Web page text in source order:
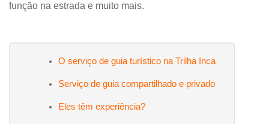
função na estrada e muito mais.
O serviço de guia turístico na Trilha Inca
Serviço de guia compartilhado e privado
Eles têm experiência?